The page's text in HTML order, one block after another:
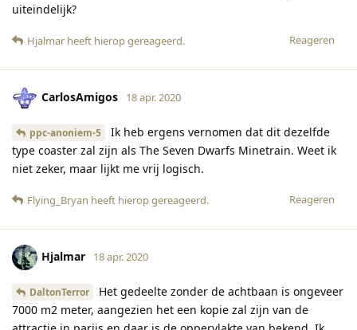
uiteindelijk?
Reageren
Hjalmar heeft hierop gereageerd.
CarlosAmigos 18 apr. 2020
ppc-anoniem-5
Ik heb ergens vernomen dat dit dezelfde
type coaster zal zijn als The Seven Dwarfs Minetrain. Weet ik
niet zeker, maar lijkt me vrij logisch.
Reageren
Flying_Bryan heeft hierop gereageerd.
Hjalmar 18 apr. 2020
DaltonTerror
Het gedeelte zonder de achtbaan is ongeveer
7000 m2 meter, aangezien het een kopie zal zijn van de